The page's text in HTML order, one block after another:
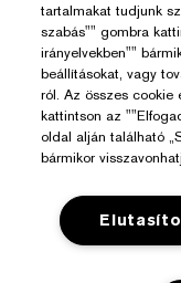
Segítségre Van
tartalmakat tudjunk
szabás"" gombra
irányelvekben""
beállításokat, vagy
ról. Az összes cookie
kattintson az
oldal alján található
bármikor